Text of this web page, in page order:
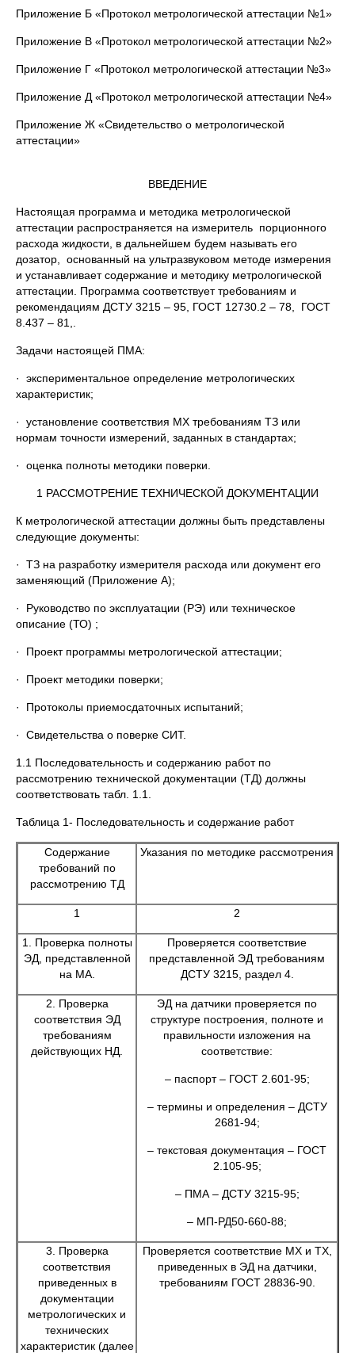
Приложение Б «Протокол метрологической аттестации №1»
Приложение В «Протокол метрологической аттестации №2»
Приложение Г «Протокол метрологической аттестации №3»
Приложение Д «Протокол метрологической аттестации №4»
Приложение Ж «Свидетельство о метрологической
аттестации»
ВВЕДЕНИЕ
Настоящая программа и методика метрологической
аттестации распространяется на измеритель порционного
расхода жидкости, в дальнейшем будем называть его
дозатор, основанный на ультразвуковом методе измерения
и устанавливает содержание и методику метрологической
аттестации. Программа соответствует требованиям и
рекомендациям ДСТУ 3215 – 95, ГОСТ 12730.2 – 78, ГОСТ
8.437 – 81,.
Задачи настоящей ПМА:
· экспериментальное определение метрологических
характеристик;
· установление соответствия МХ требованиям ТЗ или
нормам точности измерений, заданных в стандартах;
· оценка полноты методики поверки.
1 РАССМОТРЕНИЕ ТЕХНИЧЕСКОЙ ДОКУМЕНТАЦИИ
К метрологической аттестации должны быть представлены
следующие документы:
· ТЗ на разработку измерителя расхода или документ его
заменяющий (Приложение А);
· Руководство по эксплуатации (РЭ) или техническое
описание (ТО) ;
· Проект программы метрологической аттестации;
· Проект методики поверки;
· Протоколы приемосдаточных испытаний;
· Свидетельства о поверке СИТ.
1.1 Последовательность и содержанию работ по
рассмотрению технической документации (ТД) должны
соответствовать табл. 1.1.
Таблица 1- Последовательность и содержание работ
Содержание
требований по
рассмотрению ТД
Указания по методике рассмотрения
1 2
1. Проверка полноты
ЭД, представленной
на МА.
Проверяется соответствие
представленной ЭД требованиям
ДСТУ 3215, раздел 4.
2. Проверка
соответствия ЭД
требованиям
действующих НД.
ЭД на датчики проверяется по
структуре построения, полноте и
правильности изложения на
соответствие:
– паспорт – ГОСТ 2.601-95;
– термины и определения – ДСТУ
2681-94;
– текстовая документация – ГОСТ
2.105-95;
– ПМА – ДСТУ 3215-95;
– МП-РД50-660-88;
3. Проверка
соответствия
приведенных в
документации
метрологических и
технических
характеристик (далее
Проверяется соответствие МХ и ТХ,
приведенных в ЭД на датчики,
требованиям ГОСТ 28836-90.